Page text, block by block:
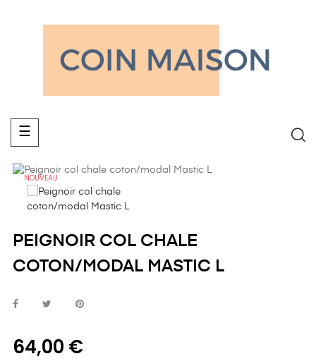
Basculer
la
navigation
☰
NOUVEAU
PEIGNOIR COL CHALE
COTON/MODAL MASTIC L
64,00 €